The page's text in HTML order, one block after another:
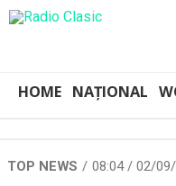
HOME NAȚIONAL
TOP NEWS 08:04 / 02/